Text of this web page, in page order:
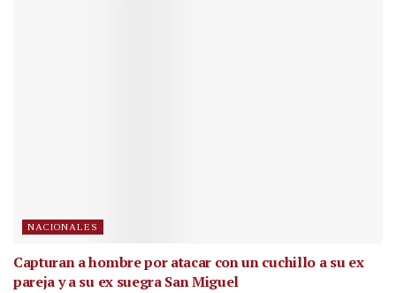
NACIONALES
Capturan a hombre por atacar con un cuchillo a su ex
pareja y a su ex suegra San Miguel